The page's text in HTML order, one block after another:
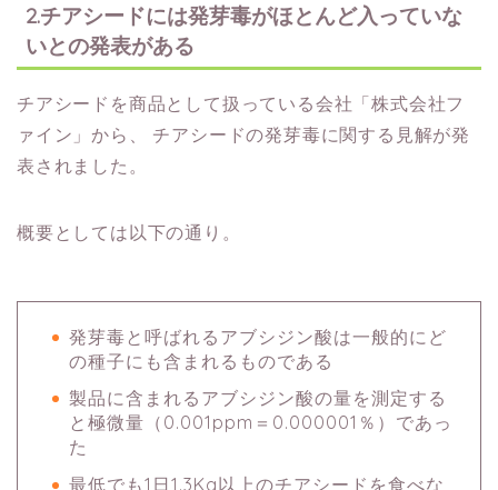
2.チアシードには発芽毒がほとんど入っていな
いとの発表がある
チアシードを商品として扱っている会社「株式会社フ
ァイン」から、
チアシードの発芽毒に関する見解が発
表されました。
概要としては以下の通り。
発芽毒と呼ばれるアブシジン酸は一般的にど
の種子にも含まれるものである
製品に含まれるアブシジン酸の量を測定する
と極微量（0.001ppm＝0.000001％）であっ
た
最低でも1日1.3Kg以上のチアシードを食べな